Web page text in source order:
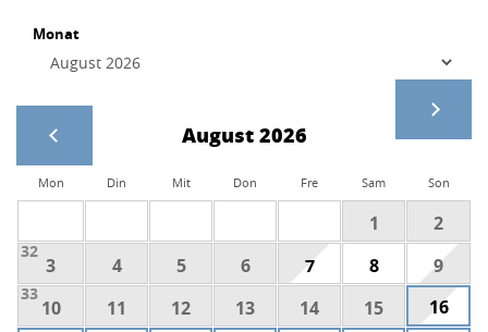
Monat
August 2026
Mon Din Mit Don Fre Sam Son
1 2
32
3 4 5 6 7 8 9
33
10 11 12 13 14 15 16